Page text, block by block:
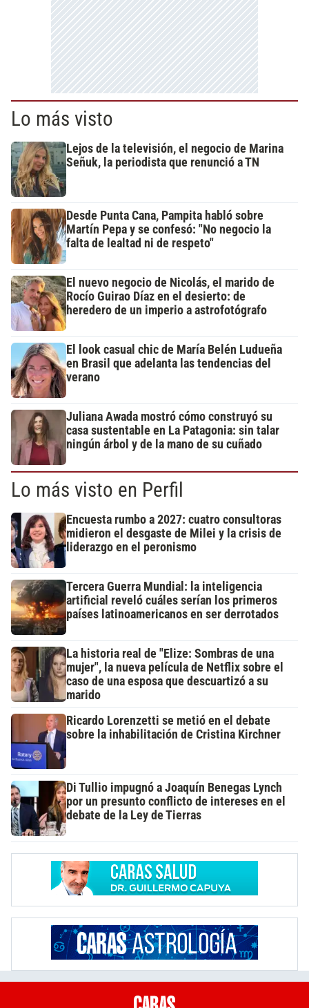
Lo más visto
Lejos de la televisión, el negocio de Marina
Señuk, la periodista que renunció a TN
Desde Punta Cana, Pampita habló sobre
Martín Pepa y se confesó: "No negocio la
falta de lealtad ni de respeto"
El nuevo negocio de Nicolás, el marido de
Rocío Guirao Díaz en el desierto: de
heredero de un imperio a astrofotógrafo
El look casual chic de María Belén Ludueña
en Brasil que adelanta las tendencias del
verano
Juliana Awada mostró cómo construyó su
casa sustentable en La Patagonia: sin talar
ningún árbol y de la mano de su cuñado
Lo más visto en Perfil
Encuesta rumbo a 2027: cuatro consultoras
midieron el desgaste de Milei y la crisis de
liderazgo en el peronismo
Tercera Guerra Mundial: la inteligencia
artificial reveló cuáles serían los primeros
países latinoamericanos en ser derrotados
La historia real de "Elize: Sombras de una
mujer", la nueva película de Netflix sobre el
caso de una esposa que descuartizó a su
marido
Ricardo Lorenzetti se metió en el debate
sobre la inhabilitación de Cristina Kirchner
Di Tullio impugnó a Joaquín Benegas Lynch
por un presunto conflicto de intereses en el
debate de la Ley de Tierras